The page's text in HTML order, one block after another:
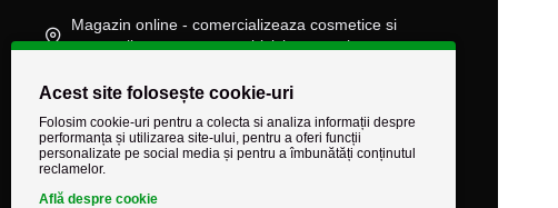
Magazin online - comercializeaza cosmetice si
accesorii auto, moto, atv, biciclete, camioane
(+40) 745 848 890
comenzi@autocarestore.ro
Acest site folosește cookie-uri
Folosim cookie-uri pentru a colecta si analiza informații despre
performanța și utilizarea site-ului, pentru a oferi funcții
personalizate pe social media și pentru a îmbunătăți conținutul
reclamelor.
Află despre cookie